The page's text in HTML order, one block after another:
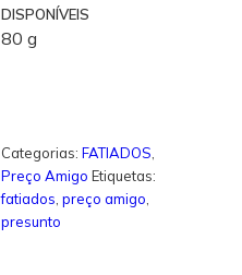
DISPONÍVEIS
80 g
Categorias:FATIADOS
Preço Amigo Etiquetas:
fatiados ,preço amigo
presunto